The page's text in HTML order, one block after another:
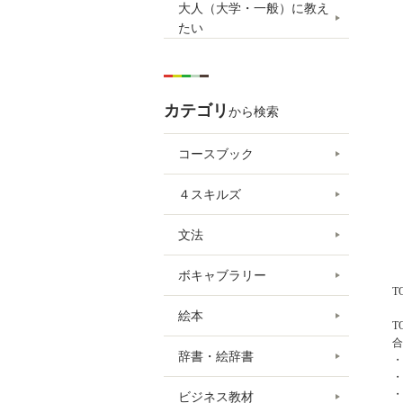
大人（大学・一般）に教え
たい
カテゴリ から検索
コースブック
４スキルズ
文法
ボキャブラリー
絵本
辞書・絵辞書
ビジネス教材